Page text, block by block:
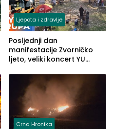
Ljepota i zdravlje
Posljednji dan
manifestacije Zvorničko
ljeto, veliki koncert YU
ove godine
Crna Hronika